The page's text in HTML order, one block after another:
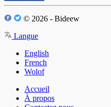
© 2026 - Bideew
Langue
English
French
Wolof
Accueil
À propos